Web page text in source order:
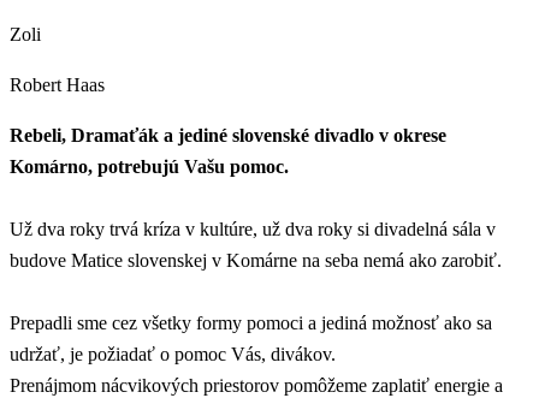
Zoli
Robert Haas
Rebeli, Dramaťák a jediné slovenské divadlo v okrese
Komárno, potrebujú Vašu pomoc.
Už dva roky trvá kríza v kultúre, už dva roky si divadelná sála v
budove Matice slovenskej v Komárne na seba nemá ako zarobiť.
Prepadli sme cez všetky formy pomoci a jediná možnosť ako sa
udržať, je požiadať o pomoc Vás, divákov.
Prenájmom nácvikových priestorov pomôžeme zaplatiť energie a